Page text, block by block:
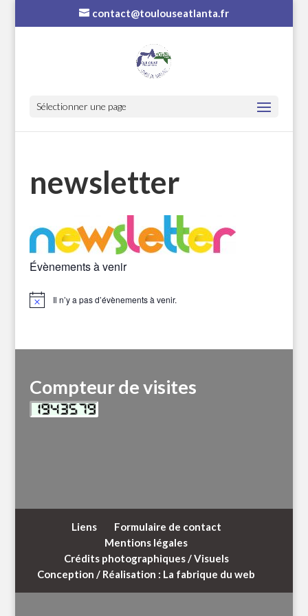
contact@toulouseatlanta.fr
Sélectionner une page
newsletter
Évènements à venir
Notice Il n’y a pas d’évènements à venir.
Compteur de visites
Liens
Formulaire de contact
Mentions légales
Crédits photographiques / Visuels
Conception / Réalisation : La fabrique du web